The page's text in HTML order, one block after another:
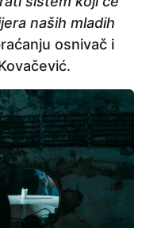
naših mladih
osnivač i